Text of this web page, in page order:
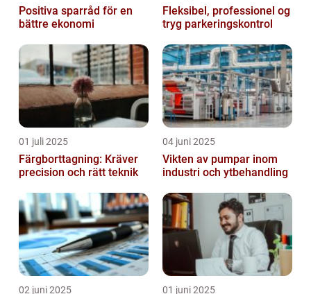
Positiva sparråd för en
bättre ekonomi
Fleksibel, professionel og
tryg parkeringskontrol
01 juli 2025
Färgborttagning: Kräver
precision och rätt teknik
04 juni 2025
Vikten av pumpar inom
industri och ytbehandling
02 juni 2025 01 juni 2025